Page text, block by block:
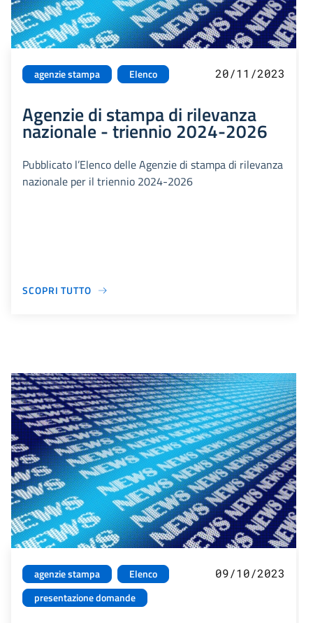
agenzie stampa Elenco 20/11/2023
Agenzie di stampa di rilevanza
nazionale - triennio 2024-2026
Pubblicato l’Elenco delle Agenzie di stampa di rilevanza
nazionale per il triennio 2024-2026
SCOPRI TUTTO
agenzie stampa
Elenco
presentazione domande
09/10/2023